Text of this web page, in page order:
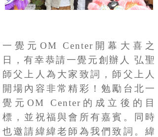
一覺元 OM Center開幕大喜之
日，有幸恭請一覺元創辦人 弘聖
師父上人為大家致詞，師父上人
開場內容非常精彩！勉勵台北一
覺元OM Center的成立後的目
標，並祝福與會所有嘉賓。同時
也邀請緯緯老師為我們致詞。緯